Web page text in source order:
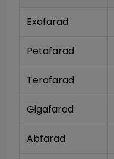
Exafarad
Petafarad
Terafarad
Gigafarad
Abfarad